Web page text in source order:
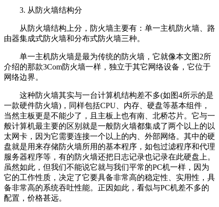
3. 从防火墙结构分
从防火墙结构上分，防火墙主要有：单一主机防火墙、路
由器集成式防火墙和分布式防火墙三种。
单一主机防火墙是最为传统的防火墙，它就像本文图2所
介绍的那款3Com防火墙一样，独立于其它网络设备，它位于
网络边界。
这种防火墙其实与一台计算机结构差不多(如图4所示的是
一款硬件防火墙)，同样包括CPU、内存、硬盘等基本组件，
当然主板更是不能少了，且主板上也有南、北桥芯片。它与一
般计算机最主要的区别就是一般防火墙都集成了两个以上的以
太网卡，因为它需要连接一个以上的内、外部网络。其中的硬
盘就是用来存储防火墙所用的基本程序，如包过滤程序和代理
服务器程序等，有的防火墙还把日志记录也记录在此硬盘上。
虽然如此，但我们不能说它就与我们平常的PC机一样，因为
它的工作性质，决定了它要具备非常高的稳定性、实用性，具
备非常高的系统吞吐性能。正因如此，看似与PC机差不多的
配置，价格甚远。